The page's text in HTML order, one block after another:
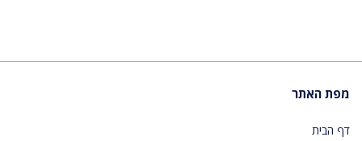
מפת האתר
דף הבית